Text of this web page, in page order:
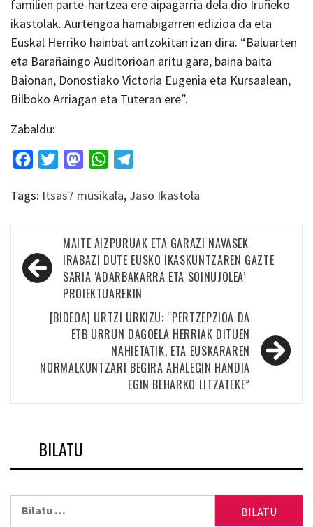
familien parte-hartzea ere aipagarria dela dio Iruñeko
ikastolak. Aurtengoa hamabigarren edizioa da eta
Euskal Herriko hainbat antzokitan izan dira. “Baluarten
eta Barañaingo Auditorioan aritu gara, baina baita
Baionan, Donostiako Victoria Eugenia eta Kursaalean,
Bilboko Arriagan eta Tuteran ere”.
Zabaldu:
FacebookTwitterMastodonWhatsApp
Tags: Itsas7 musikala, Jaso Ikastola
Bidalketetan
zehar
nabigatu
MAITE AIZPURUAK ETA GARAZI NAVASEK
IRABAZI DUTE EUSKO IKASKUNTZAREN GAZTE
SARIA ‘ADARBAKARRA ETA SOINUJOLEA’
PROIEKTUAREKIN
[BIDEOA] URTZI URKIZU: “PERTZEPZIOA DA
ETB URRUN DAGOELA HERRIAK DITUEN
NAHIETATIK, ETA EUSKARAREN
NORMALKUNTZARI BEGIRA AHALEGIN HANDIA
EGIN BEHARKO LITZATEKE”
BILATU